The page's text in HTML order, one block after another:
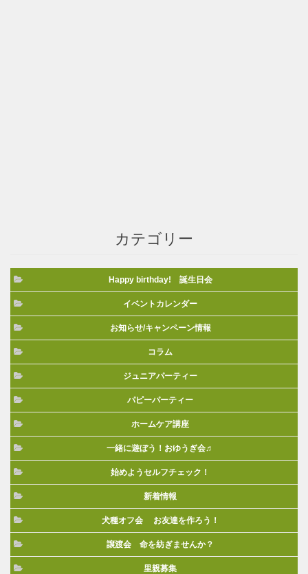
カテゴリー
Happy birthday! 誕生日会
イベントカレンダー
お知らせ/キャンペーン情報
コラム
ジュニアパーティー
パピーパーティー
ホームケア講座
一緒に遊ぼう！おゆうぎ会♬
始めようセルフチェック！
新着情報
犬種オフ会 お友達を作ろう！
譲渡会 命を紡ぎませんか？
里親募集